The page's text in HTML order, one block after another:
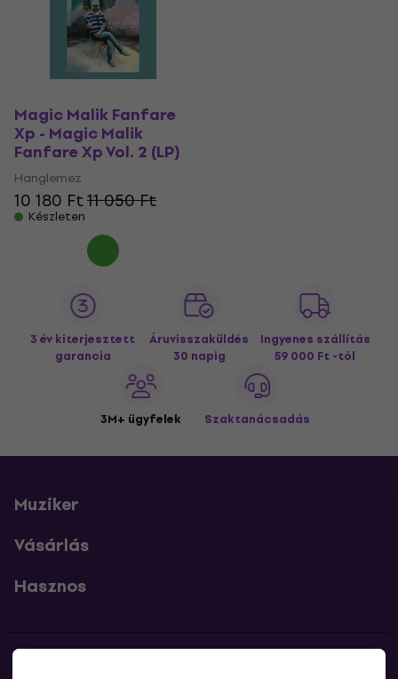
Magic Malik Fanfare
Xp - Magic Malik
Fanfare Xp Vol. 2 (LP)
Hanglemez
10 180 Ft11 050 Ft
Készleten
3 év kiterjesztett
garancia
Áruvisszaküldés
30 napig
Ingyenes szállítás
59 000 Ft -tól
3M+ ügyfelek Szaktanácsadás
Muziker
Vásárlás
Hasznos